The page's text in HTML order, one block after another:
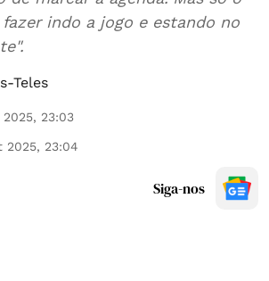
indo a jogo e estando no
Teles
2025, 23:03
2025, 23:04
Siga-nos